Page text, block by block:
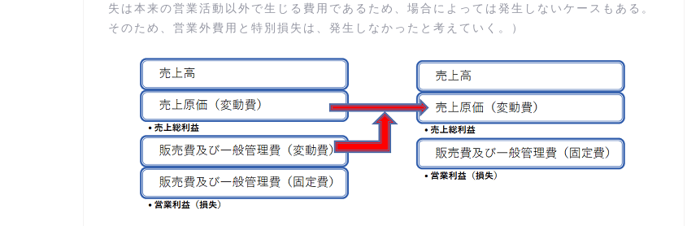
失は本来の営業活動以外で生じる費用であるため、場合によっては発生しないケースもある。
そのため、営業外費用と特別損失は、発生しなかったと考えていく。）